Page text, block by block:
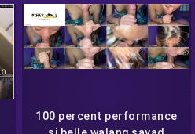
100 percent performance